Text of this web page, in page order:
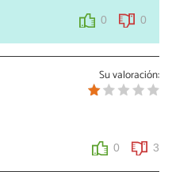
0 0
Su valoración:
0 3